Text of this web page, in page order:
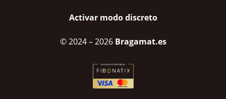
Activar modo discreto
© 2024– 2026 Bragamat.es